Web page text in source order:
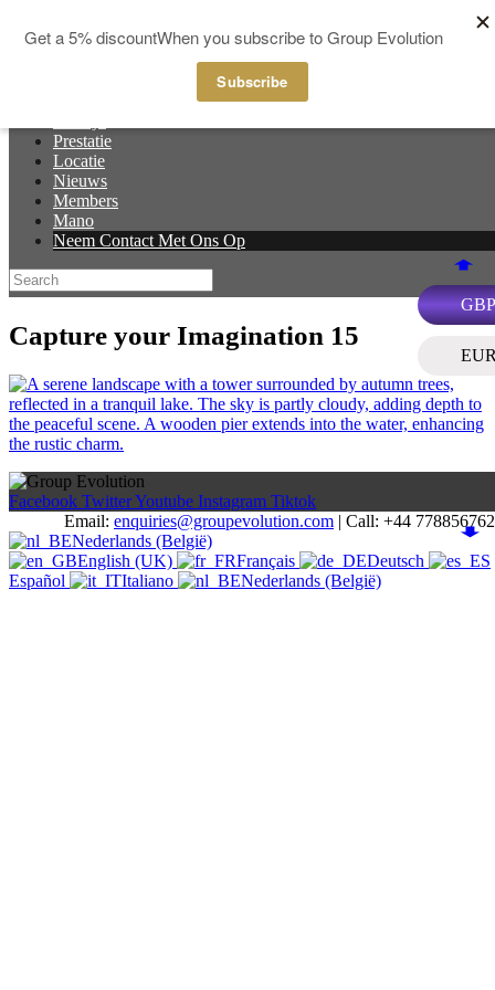
GBP
Thuis
Sport
Creatif
Prestatie
Locatie
Nieuws
Members
Mano
Neem Contact Met Ons Op
Capture your Imagination 15
Facebook TwitterYoutube Instagram Tiktok
Email: enquiries@groupevolution.com | Call: +44
Nederlands (België)
English (UK)
Français
Deutsch
Español
Italiano Nederlands (België)